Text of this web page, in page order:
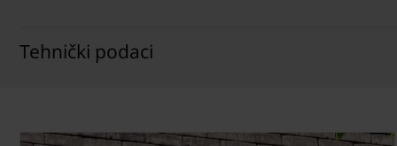
Tehnički podaci